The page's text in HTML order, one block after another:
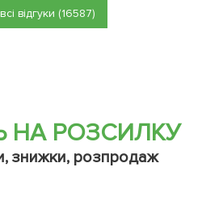
відгуки (16587)
НА РОЗСИЛКУ
знижки, розпродаж